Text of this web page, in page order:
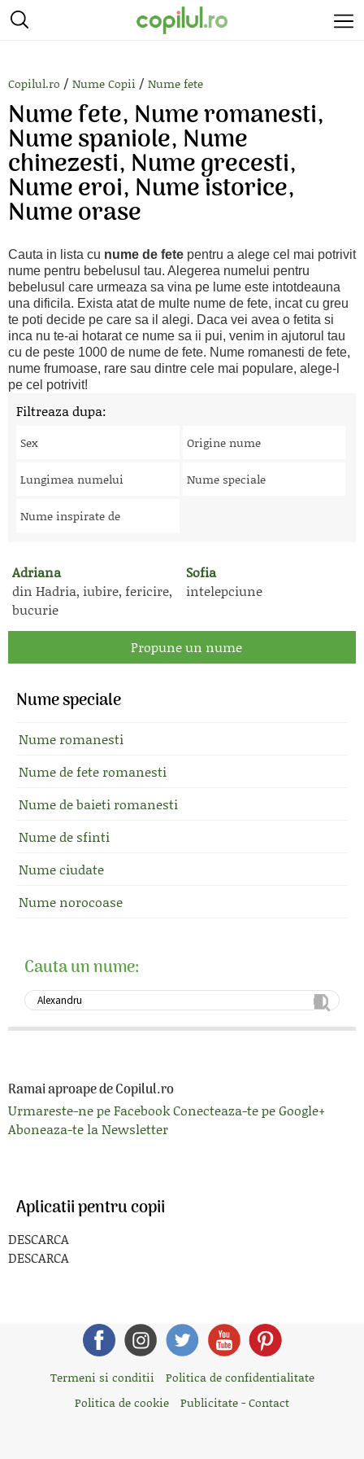
Copilul.ro / Nume Copii / Nume fete
Nume fete, Nume romanesti,
Nume spaniole, Nume
chinezesti, Nume grecesti,
Nume eroi, Nume istorice,
Nume orase
Cauta in lista cu nume de fete pentru a alege cel mai potrivit
nume pentru bebelusul tau. Alegerea numelui pentru
bebelusul care urmeaza sa vina pe lume este intotdeauna
una dificila. Exista atat de multe nume de fete, incat cu greu
te poti decide pe care sa il alegi. Daca vei avea o fetita si
inca nu te-ai hotarat ce nume sa ii pui, venim in ajutorul tau
cu de peste 1000 de nume de fete. Nume romanesti de fete,
nume frumoase, rare sau dintre cele mai populare, alege-l
pe cel potrivit!
Filtreaza dupa:
Sex Origine nume
Lungimea numelui Nume speciale
Nume inspirate de
Adriana
din Hadria, iubire, fericire,
bucurie
Sofia
intelepciune
Propune un nume
Nume speciale
Nume romanesti
Nume de fete romanesti
Nume de baieti romanesti
Nume de sfinti
Nume ciudate
Nume norocoase
Cauta un nume:
Ramai aproape de Copilul.ro
Urmareste-ne pe FacebookConecteaza-te pe Google+
Aboneaza-te la Newsletter
Aplicatii pentru copii
DESCARCA
DESCARCA
Termeni si conditii
Politica de confidentialitate
Politica de cookie
Publicitate - Contact